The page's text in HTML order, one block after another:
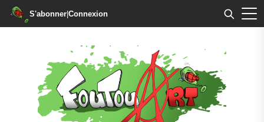
S'abonner|Connexion